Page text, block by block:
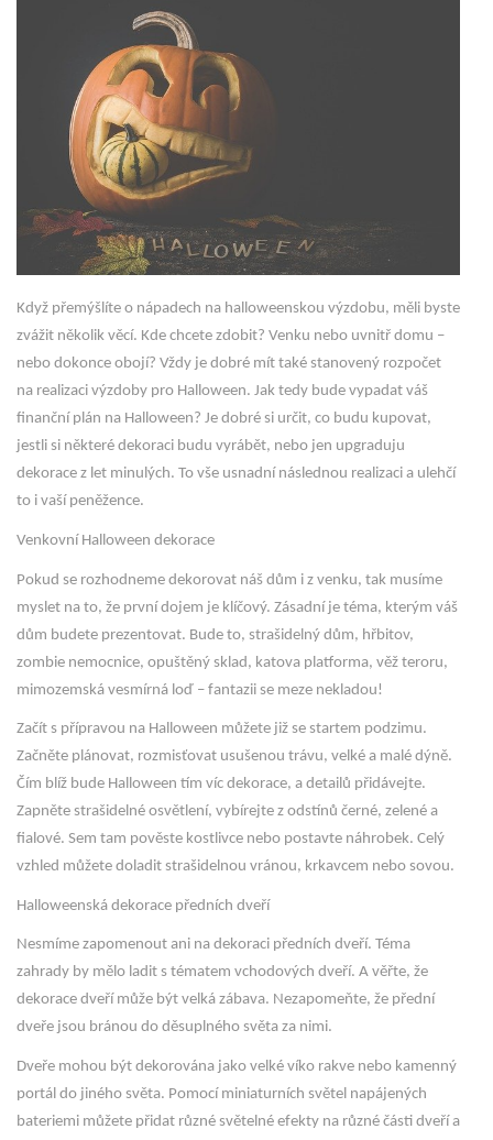
Když přemýšlíte o nápadech na halloweenskou výzdobu, měli byste
zvážit několik věcí. Kde chcete zdobit? Venku nebo uvnitř domu –
nebo dokonce obojí? Vždy je dobré mít také stanovený rozpočet
na realizaci výzdoby pro Halloween. Jak tedy bude vypadat váš
finanční plán na Halloween? Je dobré si určit, co budu kupovat,
jestli si některé dekoraci budu vyrábět, nebo jen upgraduju
dekorace z let minulých. To vše usnadní následnou realizaci a ulehčí
to i vaší peněžence.
Venkovní Halloween dekorace
Pokud se rozhodneme dekorovat náš dům i z venku, tak musíme
myslet na to, že první dojem je klíčový. Zásadní je téma, kterým váš
dům budete prezentovat. Bude to, strašidelný dům, hřbitov,
zombie nemocnice, opuštěný sklad, katova platforma, věž teroru,
mimozemská vesmírná loď – fantazii se meze nekladou!
Začít s přípravou na Halloween můžete již se startem podzimu.
Začněte plánovat, rozmisťovat usušenou trávu, velké a malé dýně.
Čím blíž bude Halloween tím víc dekorace, a detailů přidávejte.
Zapněte strašidelné osvětlení, vybírejte z odstínů černé, zelené a
fialové. Sem tam pověste kostlivce nebo postavte náhrobek. Celý
vzhled můžete doladit strašidelnou vránou, krkavcem nebo sovou.
Halloweenská dekorace předních dveří
Nesmíme zapomenout ani na dekoraci předních dveří. Téma
zahrady by mělo ladit s tématem vchodových dveří. A věřte, že
dekorace dveří může být velká zábava. Nezapomeňte, že přední
dveře jsou bránou do děsuplného světa za nimi.
Dveře mohou být dekorována jako velké víko rakve nebo kamenný
portál do jiného světa. Pomocí miniaturních světel napájených
bateriemi můžete přidat různé světelné efekty na různé části dveří a